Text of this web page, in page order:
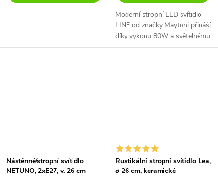
Moderní stropní LED svítidlo
LINE od značky Maytoni přináší
díky výkonu 80W a světelnému
toku 5000 lm efektivní osvětlení
Nástěnné/stropní svítidlo
NETUNO, 2xE27, v. 26 cm
Rustikální stropní svítidlo Lea,
ø 26 cm, keramické